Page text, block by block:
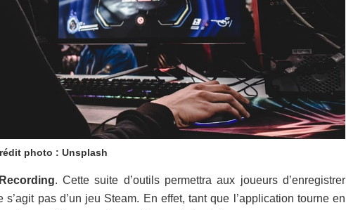
photo : Unsplash
. Cette suite d’outils permettra aux joueurs d’enregistrer
pas d’un jeu Steam. En effet, tant que l’application tourne en